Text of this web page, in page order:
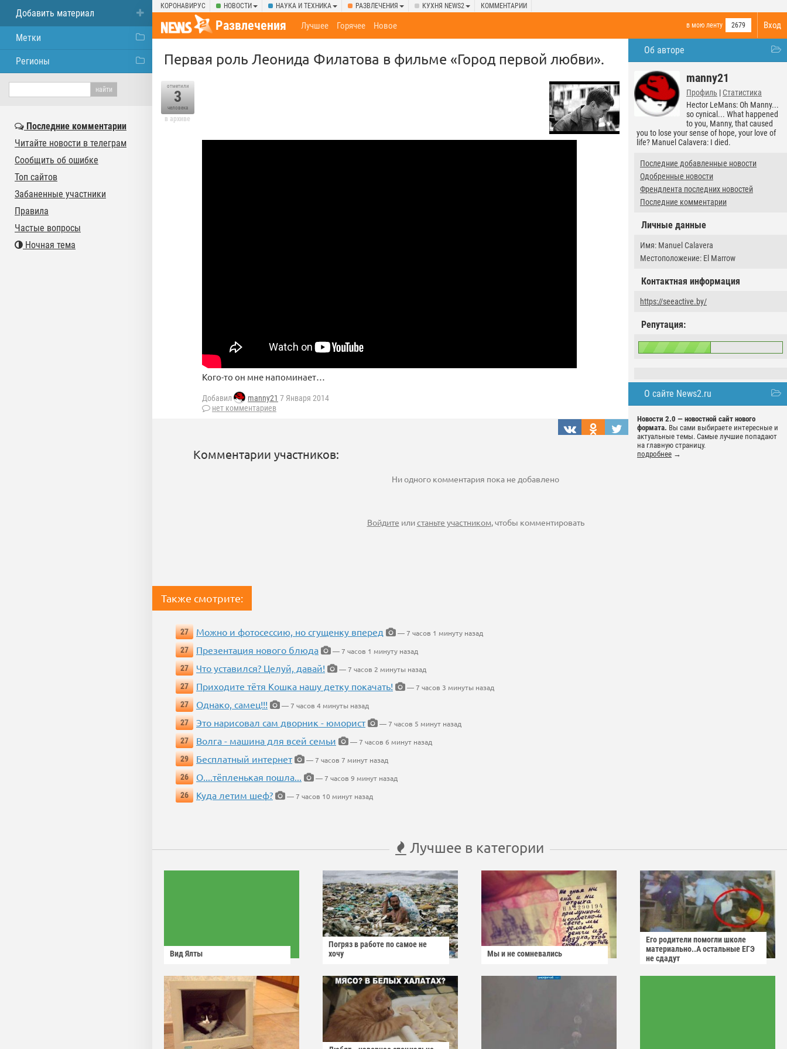
КОРОНАВИРУС НОВОСТИ НАУКА И ТЕХНИКА РАЗВЛЕЧЕНИЯ КУХНЯ NEWS2 КОММЕНТАРИИ
Вход
Развлечения в мою ленту 2679
Лучшее Горячее Новое
Об авторе
manny21
Профиль | Статистика
Hector LeMans: Oh Manny...
so cynical... What happened
to you, Manny, that caused
you to lose your sense of hope, your love of
life? Manuel Calavera: I died.
Последние добавленные новости
Одобренные новости
Френдлента последних новостей
Последние комментарии
Личные данные
Имя: Manuel Calavera
Местоположение: El Marrow
Контактная информация
https://seeactive.by/
Репутация:
О сайте News2.ru
Новости 2.0 — новостной сайт нового
формата. Вы сами выбираете интересные и
актуальные темы. Самые лучшие попадают
на главную страницу.
подробнее →
Первая роль Леонида Филатова в фильме «Город первой любви».
отметили
3
человека
в архиве
Кого-то он мне напоминает…
Добавил manny21 7 Января 2014
нет комментариев
Комментарии участников:
Ни одного комментария пока не добавлено
Войдите илистаньте участником, чтобы комментировать
Также смотрите:
27 Можно и фотосессию, но сгущенку вперед
— 7 часов 1 минуту назад
27
Презентация нового блюда
— 7 часов 1 минуту назад
27
Что уставился? Целуй, давай!
— 7 часов 2 минуты назад
27
Приходите тётя Кошка нашу детку покачать!
— 7 часов 3 минуты назад
27
Однако, самец!!!
— 7 часов 4 минуты назад
27
Это нарисовал сам дворник - юморист
— 7 часов 5 минут назад
27
Волга - машина для всей семьи
— 7 часов 6 минут назад
29
Бесплатный интернет
— 7 часов 7 минут назад
26
О....тёпленькая пошла...
— 7 часов 9 минут назад
26
Куда летим шеф? — 7 часов 10 минут назад
Лучшее в категории
Вид Ялты
Погряз в работе по самое не
хочу
Мы и не сомневались
Его родители помогли школе
материально..А остальные ЕГЭ
не сдадут
Добавить материал
Метки
Регионы
Последние комментарии
Читайте новости в телеграм
Сообщить об ошибке
Топ сайтов
Забаненные участники
Правила
Частые вопросы
Ночная тема